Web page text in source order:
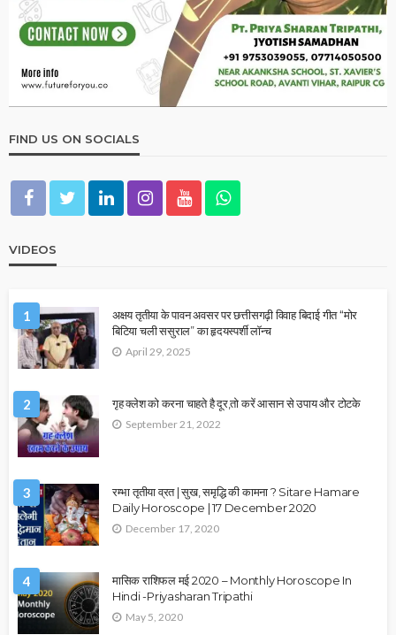
FIND US ON SOCIALS
VIDEOS
1
अक्षय तृतीया के पावन अवसर पर छत्तीसगढ़ी विवाह बिदाई गीत “मोर
बिटिया चली ससुराल” का हृदयस्पर्शी लॉन्च
April 29, 2025
2 गृह क्लेश को करना चाहते है दूर,तो करें आसान से उपाय और टोटके
September 21, 2022
3
रम्भा तृतीया व्रत | सुख, समृद्धि की कामना ? Sitare Hamare
Daily Horoscope | 17 December 2020
December 17, 2020
4
मासिक राशिफल मई 2020 – Monthly Horoscope In
Hindi -Priyasharan Tripathi
May 5, 2020